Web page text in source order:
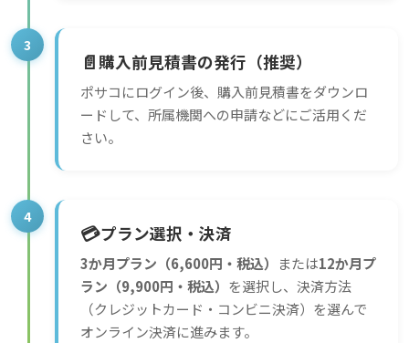
3
📄購入前見積書の発行（推奨）
ポサコにログイン後、購入前見積書をダウンロ
ードして、所属機関への申請などにご活用くだ
さい。
4
💳プラン選択・決済
3か月プラン（6,600円・税込） または12か月プ
ラン（9,900円・税込） を選択し、決済方法
（クレジットカード・コンビニ決済）を選んで
オンライン決済に進みます。